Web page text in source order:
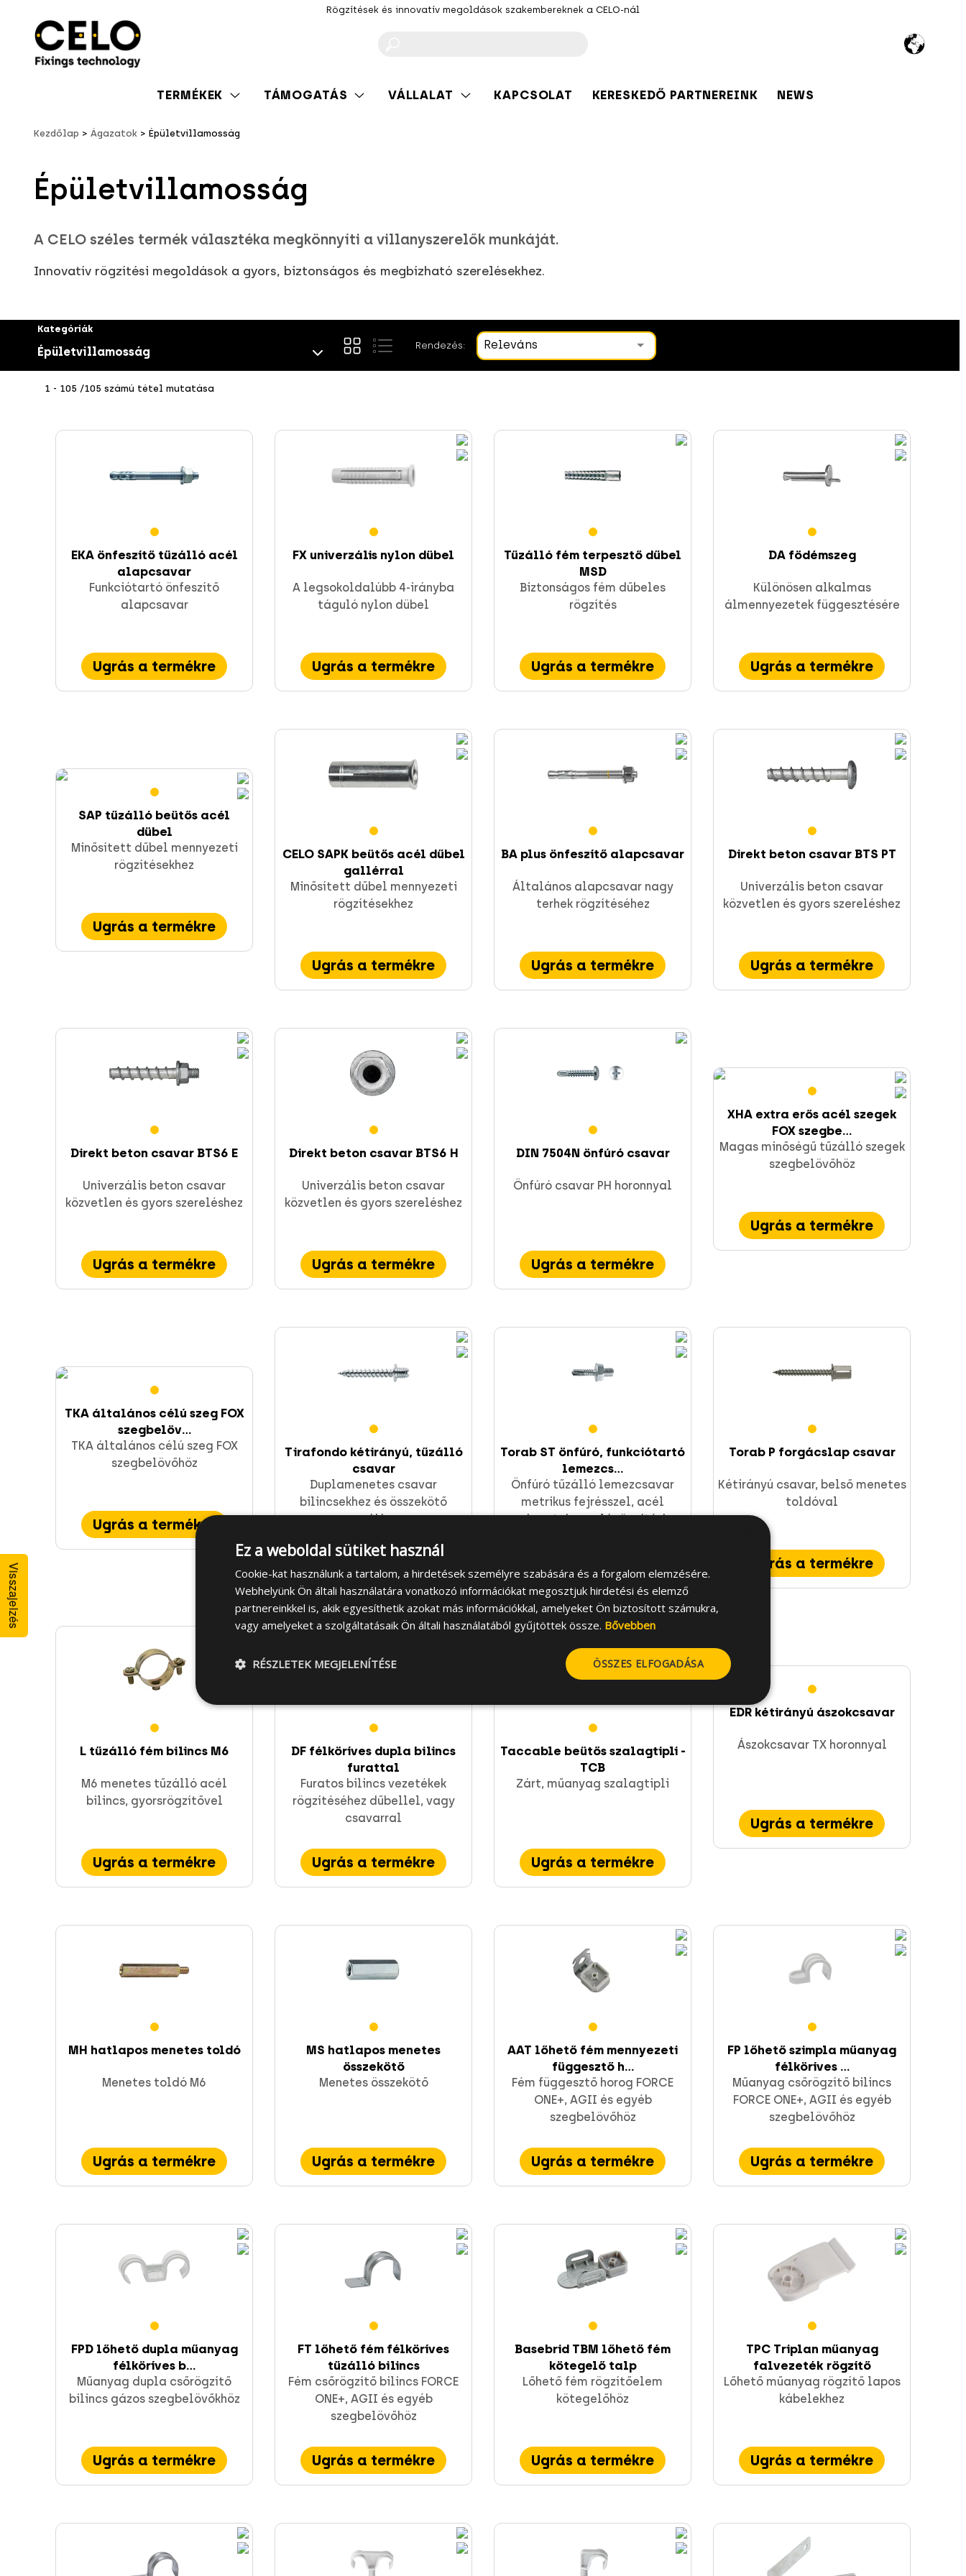
Rögzítések és innovatív megoldások szakembereknek a CELO-nál
TERMÉKEK TÁMOGATÁS VÁLLALAT KAPCSOLAT KERESKEDŐ PARTNEREINK NEWS
Kezdőlap Ágazatok Épületvillamosság
Épületvillamosság
A CELO széles termék választéka megkönnyíti a villanyszerelők munkáját.
Innovatív rögzítési megoldások a gyors, biztonságos és megbízható szerelésekhez.
Rendezés: Releváns
Kategóriák
Épületvillamosság
Csavarok
CELO rögzítések
1 - 105 /105 számú tétel mutatása
EKA önfeszítő tűzálló acél
alapcsavar
Funkciótartó önfeszítő
alapcsavar
Ugrás a termékre
FX univerzális nylon dübel
A legsokoldalúbb 4-irányba
táguló nylon dübel
Ugrás a termékre
Tűzálló fém terpesztő dűbel
MSD
Biztonságos fém dűbeles
rögzítés
Ugrás a termékre
DA födémszeg
Különösen alkalmas
álmennyezetek függesztésére
Ugrás a termékre
SAP tűzálló beütős acél
dübel
Minősített dűbel mennyezeti
rögzítésekhez
Ugrás a termékre
CELO SAPK beütős acél dűbel
gallérral
Minősített dűbel mennyezeti
rögzítésekhez
Ugrás a termékre
BA plus önfeszítő alapcsavar
Általános alapcsavar nagy
terhek rögzítéséhez
Ugrás a termékre
Direkt beton csavar BTS PT
Univerzális beton csavar
közvetlen és gyors szereléshez
Ugrás a termékre
Direkt beton csavar BTS6 E
Univerzális beton csavar
közvetlen és gyors szereléshez
Ugrás a termékre
Direkt beton csavar BTS6 H
Univerzális beton csavar
közvetlen és gyors szereléshez
Ugrás a termékre
DIN 7504N önfúró csavar
Önfúró csavar PH horonnyal
Ugrás a termékre
XHA extra erős acél szegek
FOX szegbe...
Magas minőségű tűzálló szegek
szegbelövőhöz
Ugrás a termékre
TKA általános célú szeg FOX
szegbelöv...
TKA általános célú szeg FOX
szegbelövőhöz
Ugrás a termékre
Tirafondo kétirányú, tűzálló
csavar
Duplamenetes csavar
bilincsekhez és összekötő
anyákhoz
Torab ST önfúró, funkciótartó
lemezcs...
Önfúró tűzálló lemezcsavar
metrikus fejrésszel, acél
szerkezetekre való rögzítéshez
Torab P forgácslap csavar
Kétirányú csavar, belső menetes
toldóval
Ugrás a termékre
L tűzálló fém bilincs M6
M6 menetes tűzálló acél
bilincs, gyorsrögzítővel
Ugrás a termékre
DF félköríves dupla bilincs
furattal
Furatos bilincs vezetékek
rögzítéséhez dűbellel, vagy
csavarral
Ugrás a termékre
Taccable beütős szalagtipli -
TCB
Zárt, műanyag szalagtipli
Ugrás a termékre
EDR kétirányú ászokcsavar
Ászokcsavar TX horonnyal
Ugrás a termékre
MH hatlapos menetes toldó
Menetes toldó M6
Ugrás a termékre
MS hatlapos menetes
összekötő
Menetes összekötő
Ugrás a termékre
AAT lőhető fém mennyezeti
függesztő h...
Fém függesztő horog FORCE
ONE+, AGII és egyéb
szegbelövőhöz
Ugrás a termékre
FP lőhető szimpla műanyag
félköríves ...
Műanyag csőrögzítő bilincs
FORCE ONE+, AGII és egyéb
szegbelövőhöz
Ugrás a termékre
FPD lőhető dupla műanyag
félköríves b...
Műanyag dupla csőrögzítő
bilincs gázos szegbelövőkhöz
Ugrás a termékre
FT lőhető fém félköríves
tűzálló bilincs
Fém csőrögzítő bilincs FORCE
ONE+, AGII és egyéb
szegbelövőhöz
Ugrás a termékre
Basebrid TBM lőhető fém
kötegelő talp
Lőhető fém rögzítőelem
kötegelőhöz
Ugrás a termékre
TPC Triplan műanyag
falvezeték rögzítő
Lőhető műanyag rögzítő lapos
kábelekhez
Ugrás a termékre
Visszajelzés
Ez a weboldal sütiket használ
Cookie-kat használunk a tartalom, a hirdetések személyre szabására és a forgalom elemzésére.
Webhelyünk Ön általi használatára vonatkozó információkat megosztjuk hirdetési és elemző
partnereinkkel is, akik egyesíthetik azokat más információkkal, amelyeket Ön biztosított számukra,
vagy amelyeket a szolgáltatásaik Ön általi használatából gyűjtöttek össze. Bővebben
ÖSSZES ELFOGADÁSA
RÉSZLETEK MEGJELENÍTÉSE